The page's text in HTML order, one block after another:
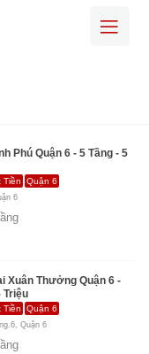
Phú Quận 6 - 5 Tầng - 5
Tiền Quận 6
6
Xuân Thưởng Quận 6 -
Triệu
Tiền Quận 6
Quận 6